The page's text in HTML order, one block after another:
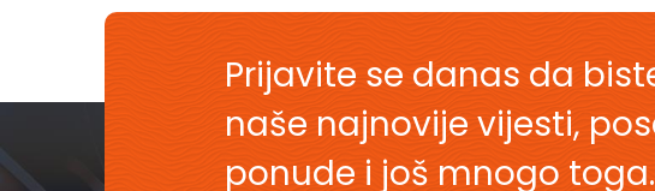
Prijavite se danas da
naše najnovije vijesti,
ponude i još mnogo toga.